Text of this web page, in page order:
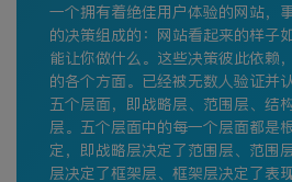
一个拥有着绝佳用户体验的网站，
的决策组成的：网站看起来的样子
能让你做什么。这些决策彼此依赖
的各个方面。已经被无数人验证并
五个层面，即战略层、范围层、结
层。五个层面中的每一个层面都是
定，即战略层决定了范围层、范围
层决定了框架层、框架层决定了表